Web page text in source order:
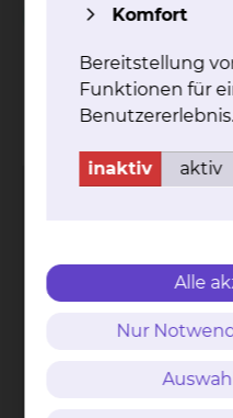
Spielnachmittag
Kontakt
Bildnachweise
38118
Komfort
Bereitstellung
Funktionen für
inaktiv aktiv
Alle
Nur